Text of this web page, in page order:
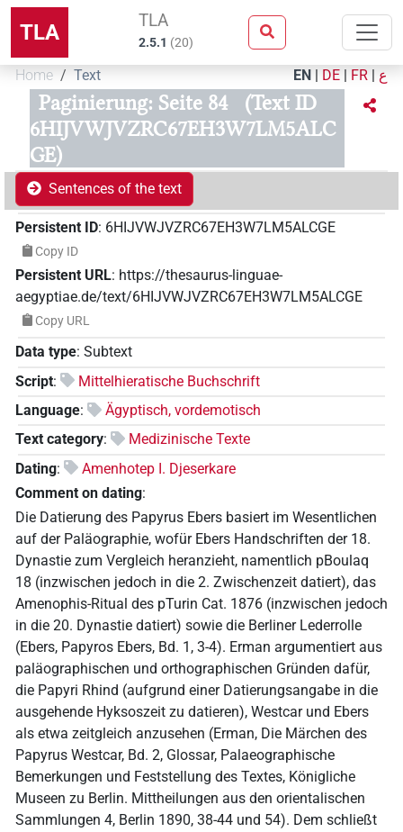
TLA TLA
2.5.1 (20)
Home Text EN | DE | FR | ع
Paginierung: Seite 84
(Text ID
6HIJVWJVZRC67EH3W7LM5ALC
GE)
Sentences of the text
Persistent ID: 6HIJVWJVZRC67EH3W7LM5ALCGE
Copy ID
Persistent URL: https://thesaurus-linguae-
aegyptiae.de/text/6HIJVWJVZRC67EH3W7LM5ALCGE
Copy URL
Data type: Subtext
Script:
Mittelhieratische Buchschrift
Language:
Ägyptisch, vordemotisch
Text category:
Medizinische Texte
Dating:
Amenhotep I. Djeserkare
Comment on dating:
Die Datierung des Papyrus Ebers basiert im Wesentlichen
auf der Paläographie, wofür Ebers Handschriften der 18.
Dynastie zum Vergleich heranzieht, namentlich pBoulaq
18 (inzwischen jedoch in die 2. Zwischenzeit datiert), das
Amenophis-Ritual des pTurin Cat. 1876 (inzwischen jedoch
in die 20. Dynastie datiert) sowie die Berliner Lederrolle
(Ebers, Papyros Ebers, Bd. 1, 3-4). Erman argumentiert aus
paläographischen und orthographischen Gründen dafür,
die Papyri Rhind (aufgrund einer Datierungsangabe in die
ausgehende Hyksoszeit zu datieren), Westcar und Ebers
als etwa zeitgleich anzusehen (Erman, Die Märchen des
Papyrus Westcar, Bd. 2, Glossar, Palaeographische
Bemerkungen und Feststellung des Textes, Königliche
Museen zu Berlin. Mittheilungen aus den orientalischen
Sammlungen 4, Berlin 1890, 38-44 und 54). Dem schließt